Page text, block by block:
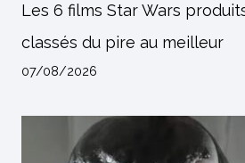
Les 6 films Star Wars
classés du pire au meilleur
07/08/2026